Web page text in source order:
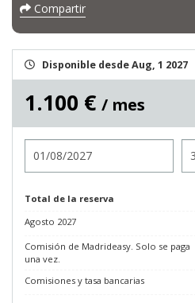
Compartir
Disponible desde Aug, 1 2027
1.100 € / mes
Total de la reserva
Agosto 2027
Comisión de Madrideasy. Solo se paga
una vez.
Comisiones y tasa bancarias